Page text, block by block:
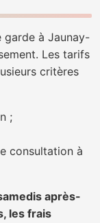
garde à Jaunay-
Les tarifs
critères
;
consultation à
après-
les frais